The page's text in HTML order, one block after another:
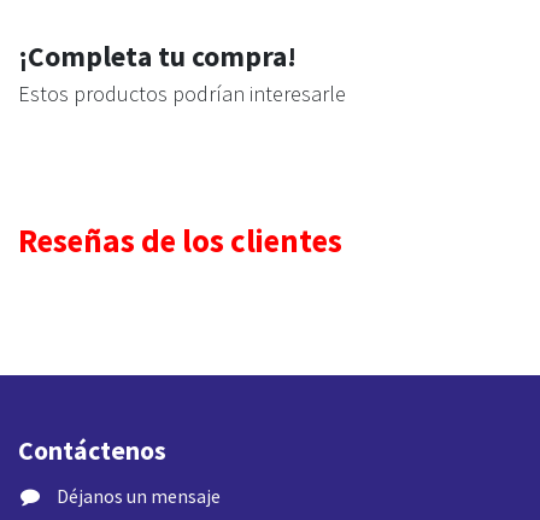
¡Completa tu compra!
Estos productos podrían interesarle
Reseñas de los clientes
Contáctenos
​ Déjanos un mensaje